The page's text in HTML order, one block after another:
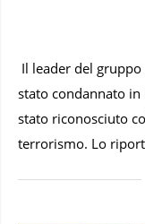
Il leader del
stato condannato in
stato riconosciuto
terrorismo. Lo